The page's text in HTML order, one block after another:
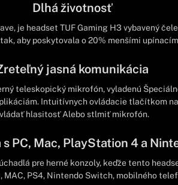
Dlhá životnosť
je headset TUF Gaming H3 vybavený
aby poskytovala o 20% menšími
jasná komunikácia
teleskopický mikrofón, vyladenú
Intuitívnych ovládacie tlačítkom
hlasitosť Alebo stlmiť mikrofón.
PC, Mac, PlayStation 4 a
pre herné konzoly, keďže tento
MAC, PS4, Nintendo Switch, mobilného